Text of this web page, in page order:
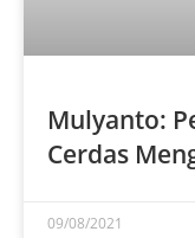
Mulyanto:
Cerdas
09/08/2021